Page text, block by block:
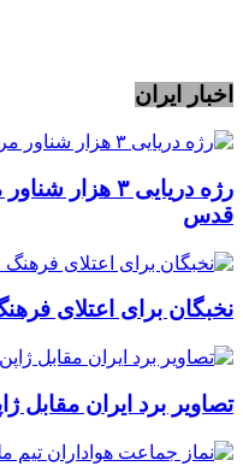
اخبار ایران
رژه دریایی ۳
قدس
نخبگان برای اعتلای
تصاویر برد ایران مقابل